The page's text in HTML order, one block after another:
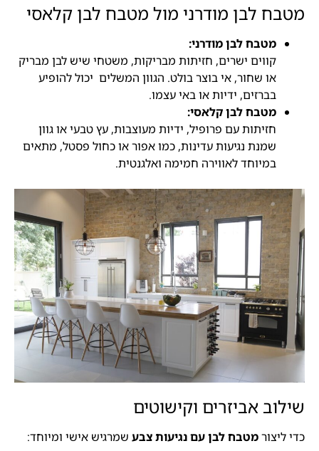
מטבח לבן מודרני מול מטבח לבן קלאסי
מטבח לבן מודרני:
קווים ישרים, חזיתות מבריקות, משטחי שיש לבן מבריק
או שחור, אי בוצר בולט. הגוון המשלים יכול להופיע
בברזים, ידיות או באי עצמו.
מטבח לבן קלאסי:
חזיתות עם פרופיל, ידיות מעוצבות, עץ טבעי או גוון
שמנת נגיעות עדינות, כמו אפור או כחול פסטל, מתאים
במיוחד לאווירה חמימה ואלגנטית.
שילוב אביזרים וקישוטים
כדי ליצורמטבח לבן עם נגיעות צבע שמרגיש אישי ומיוחד: